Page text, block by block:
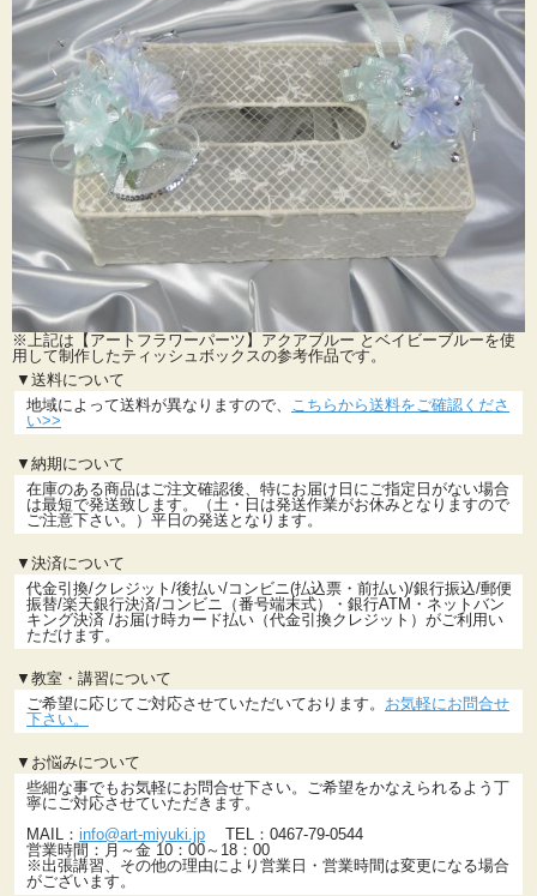
※上記は【アートフラワーパーツ】アクアブルー とベイビーブルーを使
用して制作したティッシュボックスの参考作品です。
▼送料について
地域によって送料が異なりますので、 こちらから送料をご確認くださ
い>>
▼納期について
在庫のある商品はご注文確認後、特にお届け日にご指定日がない場合
は最短で発送致します。（土・日は発送作業がお休みとなりますので
ご注意下さい。）平日の発送となります。
▼決済について
代金引換/クレジット/後払い/コンビニ(払込票・前払い)/銀行振込/郵便
振替/楽天銀行決済/コンビニ（番号端末式）・銀行ATM・ネットバン
キング決済 /お届け時カード払い（代金引換クレジット）がご利用い
ただけます。
▼教室・講習について
ご希望に応じてご対応させていただいております。 お気軽にお問合せ
下さい。
▼お悩みについて
些細な事でもお気軽にお問合せ下さい。ご希望をかなえられるよう丁
寧にご対応させていただきます。
MAIL： info@art-miyuki.jp TEL：0467-79-0544
営業時間：月～金 10：00～18：00
※出張講習、その他の理由により営業日・営業時間は変更になる場合
がございます。